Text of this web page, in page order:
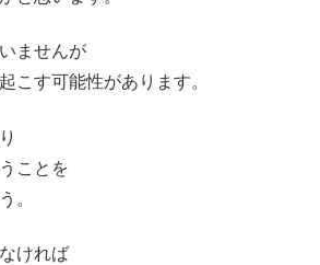
ませんが
こす可能性があります。
ことを
。
ければ